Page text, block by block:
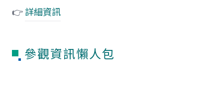
👉 詳細資訊
參觀資訊懶人包